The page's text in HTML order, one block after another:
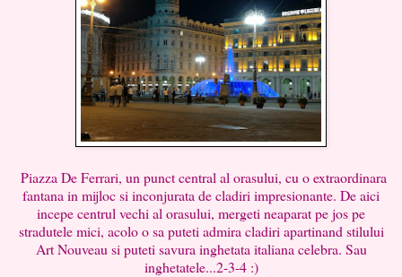
Piazza De Ferrari, un punct central al orasului, cu o extraordinara
fantana in mijloc si inconjurata de cladiri impresionante. De aici
incepe centrul vechi al orasului, mergeti neaparat pe jos pe
stradutele mici, acolo o sa puteti admira cladiri apartinand stilului
Art Nouveau si puteti savura inghetata italiana celebra. Sau
inghetatele...2-3-4 :)